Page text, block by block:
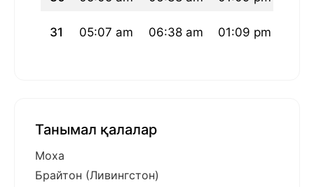
31 05:07 am 06:38 am 01:09 pm
Танымал қалалар
Моха
Брайтон (Ливингстон)